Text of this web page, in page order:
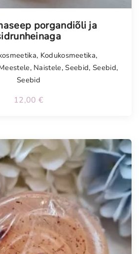
porgandiõli ja
, Kodukosmeetika,
, Naistele,Seebid, Seebid,
Seebid
12,00 €